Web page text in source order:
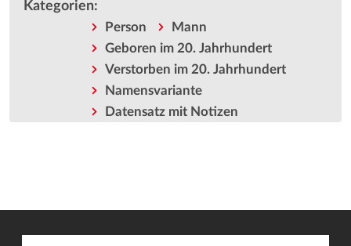
Kategorien:
Person
Mann
Geboren im 20. Jahrhundert
Verstorben im 20. Jahrhundert
Namensvariante
Datensatz mit Notizen